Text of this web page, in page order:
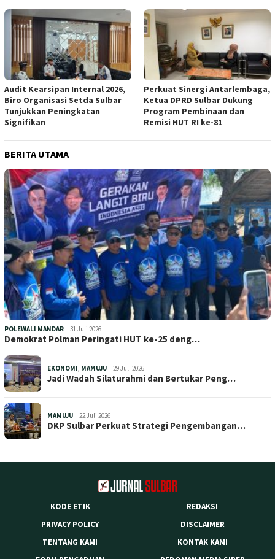
Audit Kearsipan Internal 2026,
Biro Organisasi Setda Sulbar
Tunjukkan Peningkatan
Signifikan
Perkuat Sinergi Antarlembaga,
Ketua DPRD Sulbar Dukung
Program Pembinaan dan
Remisi HUT RI ke-81
BERITA UTAMA
POLEWALI MANDAR 31 Juli 2026
Demokrat Polman Peringati HUT ke-25 deng…
EKONOMI, MAMUJU 29 Juli 2026
Jadi Wadah Silaturahmi dan Bertukar Peng…
MAMUJU 22 Juli 2026
DKP Sulbar Perkuat Strategi Pengembangan…
KODE ETIK
REDAKSI
PRIVACY POLICY
DISCLAIMER
TENTANG KAMI
KONTAK KAMI